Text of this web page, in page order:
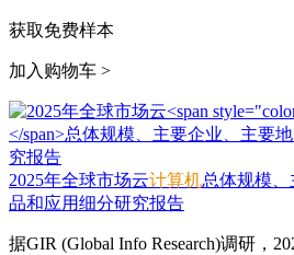
获取免费样本
加入购物车 >
2025年全球市场云计算机总体规模
品和应用细分研究报告
据GIR (Global Info Research)调研，